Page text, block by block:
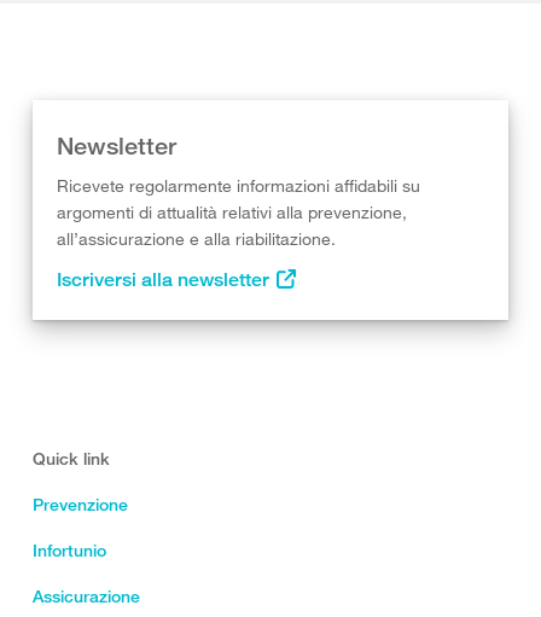
Newsletter
Ricevete regolarmente informazioni affidabili su
argomenti di attualità relativi alla prevenzione,
all’assicurazione e alla riabilitazione.
Iscriversi alla newsletter
Quick link
Prevenzione
Infortunio
Assicurazione